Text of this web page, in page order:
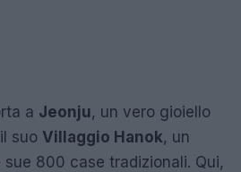
a Jeonju, un vero gioiello
suo Villaggio Hanok, un
800 case tradizionali. Qui,